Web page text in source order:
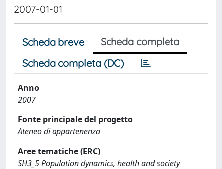
2007-01-01
Scheda breve
Scheda completa
Scheda completa (DC)
Anno
2007
Fonte principale del progetto
Ateneo di appartenenza
Aree tematiche (ERC)
SH3_5 Population dynamics, health and society